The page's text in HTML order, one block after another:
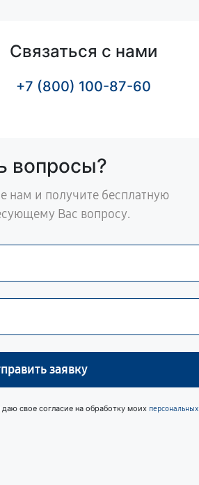
Связаться с нами
+7 (800) 100-87-60
вопросы?
нам и получите бесплатную
Вас вопросу.
заявку
свое согласие на обработку моих персональных